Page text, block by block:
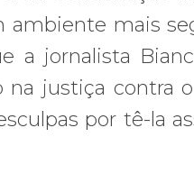
mais
a jornalista
justiça contra
por tê-la